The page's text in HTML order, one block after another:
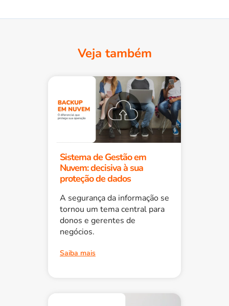
Veja também
Sistema de Gestão em
Nuvem: decisiva à sua
proteção de dados
A segurança da informação se
tornou um tema central para
donos e gerentes de
negócios.
Saiba mais